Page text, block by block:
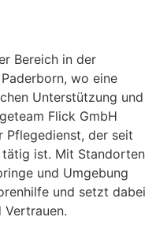
Bereich in der
wo eine
Unterstützung und
Flick GmbH
Pflegedienst, der seit
ist. Mit Standorten
und Umgebung
und setzt dabei